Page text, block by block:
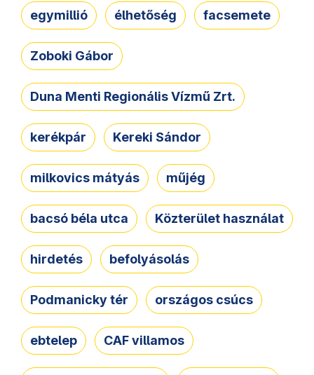
egymillió élhetőség facsemete
Zoboki Gábor
Duna Menti Regionális Vízmű Zrt.
kerékpár Kereki Sándor
milkovics mátyás műjég
bacsó béla utca Közterület használat
hirdetés befolyásolás
Podmanicky tér országos csúcs
ebtelep CAF villamos